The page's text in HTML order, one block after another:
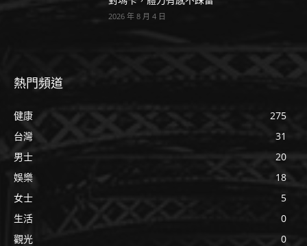
2026 年 8 月 4 日
熱門頻道
健康
275
台灣
31
男士
20
娛樂
18
女士
5
生活
0
觀光
0